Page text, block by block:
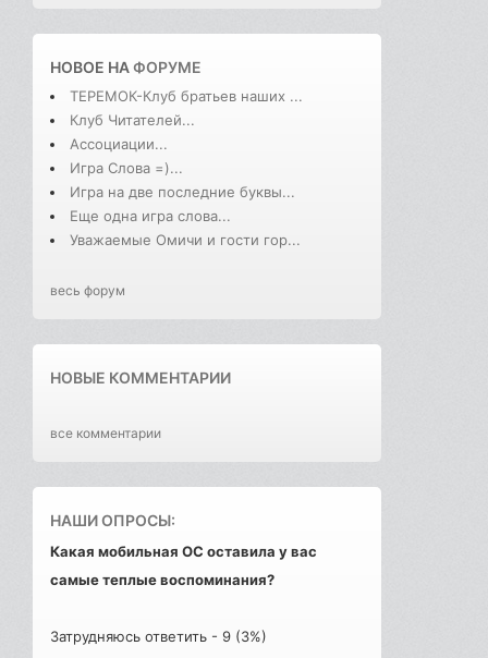
НОВОЕ НАФОРУМЕ
ТЕРЕМОК-Клуб братьев наших ...
Клуб Читателей...
Ассоциации...
Игра Слова =)...
Игра на две последние буквы...
Еще одна игра слова...
Уважаемые Омичи и гости гор...
весь форум
НОВЫЕ КОММЕНТАРИИ
все комментарии
НАШИ ОПРОСЫ:
Какая мобильная ОС оставила у вас
самые теплые воспоминания?
Затрудняюсь ответить - 9 (3%)